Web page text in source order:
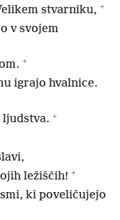
stvarniku, +
v svojem
+
igrajo hvalnice.
ljudstva. +
ležiščih! +
ki poveličujejo